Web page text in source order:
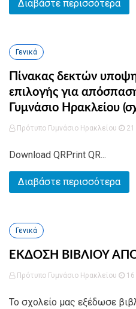
Διαβάστε περισσότερα
Γενικά
Πίνακας δεκτών
επιλογής για
Γυμνάσιο Ηρακλείου
Πρότυπο Γυμνάσιο Ηρακλείου 21
Download QRPrint QR...
Διαβάστε περισσότερα
Γενικά
ΕΚΔΟΣΗ ΒΙΒΛΙΟΥ
Πρότυπο Γυμνάσιο Ηρακλείου 16
Το σχολείο μας εξέδωσε